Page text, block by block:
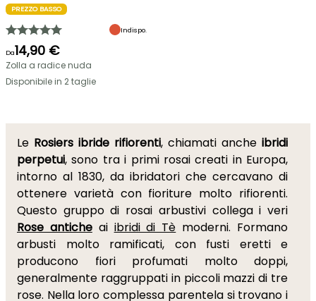
PREZZO BASSO
Indispo.
Da14,90 €
Zolla a radice nuda
Disponibile in 2 taglie
Le Rosiers ibride rifiorenti, chiamati anche ibridi
perpetui, sono tra i primi rosai creati in Europa,
intorno al 1830, da ibridatori che cercavano di
ottenere varietà con fioriture molto rifiorenti.
Questo gruppo di rosai arbustivi collega i veri
Rose anticheai ibridi di Tè moderni. Formano
arbusti molto ramificati, con fusti eretti e
producono fiori profumati molto doppi,
generalmente raggruppati in piccoli mazzi di tre
rose. Nella loro complessa parentela si trovano i